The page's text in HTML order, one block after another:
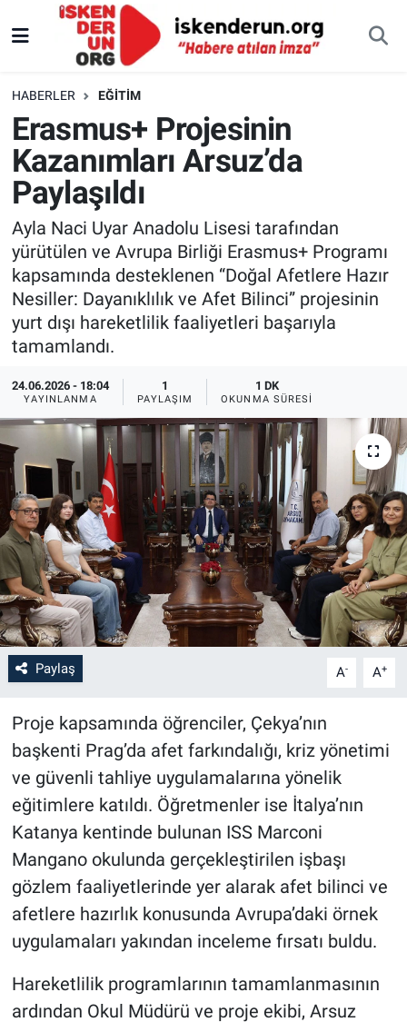
HABERLER EĞITIM
Erasmus+ Projesinin
Kazanımları Arsuz’da
Paylaşıldı
Ayla Naci Uyar Anadolu Lisesi tarafından
yürütülen ve Avrupa Birliği Erasmus+ Programı
kapsamında desteklenen “Doğal Afetlere Hazır
Nesiller: Dayanıklılık ve Afet Bilinci” projesinin
yurt dışı hareketlilik faaliyetleri başarıyla
tamamlandı.
24.06.2026 - 18:04
YAYINLANMA
1
PAYLAŞIM
1 DK
OKUNMA SÜRESI
Paylaş A- A+
Proje kapsamında öğrenciler, Çekya’nın
başkenti Prag’da afet farkındalığı, kriz yönetimi
ve güvenli tahliye uygulamalarına yönelik
eğitimlere katıldı. Öğretmenler ise İtalya’nın
Katanya kentinde bulunan ISS Marconi
Mangano okulunda gerçekleştirilen işbaşı
gözlem faaliyetlerinde yer alarak afet bilinci ve
afetlere hazırlık konusunda Avrupa’daki örnek
uygulamaları yakından inceleme fırsatı buldu.
Hareketlilik programlarının tamamlanmasının
ardından Okul Müdürü ve proje ekibi, Arsuz